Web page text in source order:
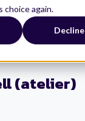
choice again.
Decline
(atelier)